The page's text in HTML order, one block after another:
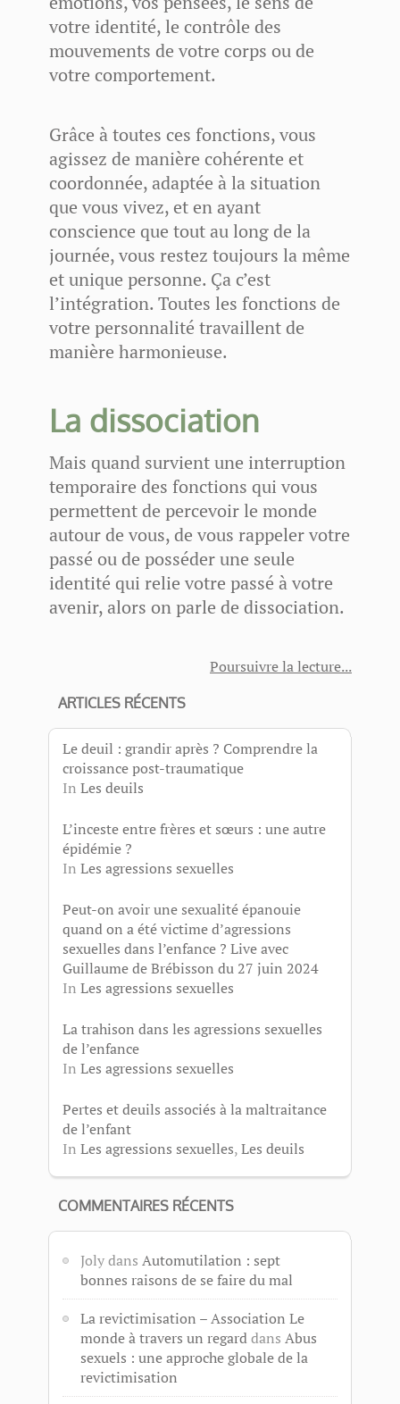
votre identité, le contrôle des
mouvements de votre corps ou de
votre comportement.
Grâce à toutes ces fonctions, vous
agissez de manière cohérente et
coordonnée, adaptée à la situation
que vous vivez, et en ayant
conscience que tout au long de la
journée, vous restez toujours la même
et unique personne. Ça c’est
l’intégration. Toutes les fonctions de
votre personnalité travaillent de
manière harmonieuse.
La dissociation
Mais quand survient une interruption
temporaire des fonctions qui vous
permettent de percevoir le monde
autour de vous, de vous rappeler votre
passé ou de posséder une seule
identité qui relie votre passé à votre
avenir, alors on parle de dissociation.
Poursuivre la lecture
ARTICLES RÉCENTS
Le deuil : grandir après ? Comprendre la
croissance post-traumatique
In Les deuils
L’inceste entre frères et sœurs : une autre
épidémie ?
In Les agressions sexuelles
Peut-on avoir une sexualité épanouie
quand on a été victime d’agressions
sexuelles dans l’enfance ? Live avec
Guillaume de Brébisson du 27 juin 2024
In Les agressions sexuelles
La trahison dans les agressions sexuelles
de l’enfance
In Les agressions sexuelles
Pertes et deuils associés à la maltraitance
de l’enfant
In Les agressions sexuelles,Les deuils
COMMENTAIRES RÉCENTS
Jolydans Automutilation : sept
bonnes raisons de se faire du mal
La revictimisation – Association Le
monde à travers un regarddans Abus
sexuels : une approche globale de la
revictimisation